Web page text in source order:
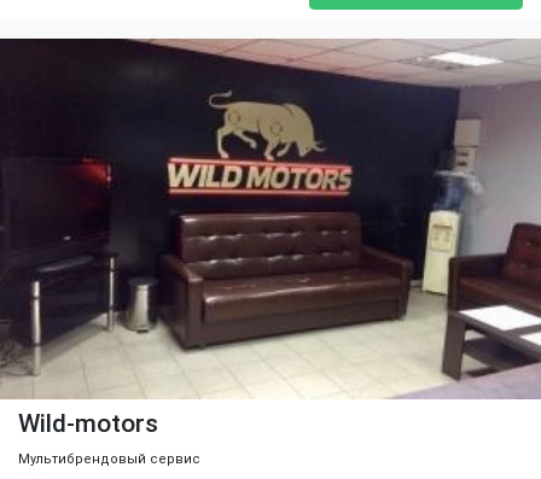
Wild-motors
Мультибрендовый сервис